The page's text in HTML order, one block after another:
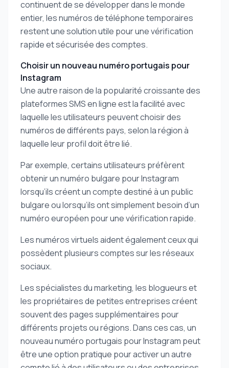
continuent de se développer dans le monde
entier, les numéros de téléphone temporaires
restent une solution utile pour une vérification
rapide et sécurisée des comptes.
Choisir un nouveau numéro portugais pour
Instagram
Une autre raison de la popularité croissante des
plateformes SMS en ligne est la facilité avec
laquelle les utilisateurs peuvent choisir des
numéros de différents pays, selon la région à
laquelle leur profil doit être lié.
Par exemple, certains utilisateurs préfèrent
obtenir un numéro bulgare pour Instagram
lorsqu’ils créent un compte destiné à un public
bulgare ou lorsqu’ils ont simplement besoin d’un
numéro européen pour une vérification rapide.
Les numéros virtuels aident également ceux qui
possèdent plusieurs comptes sur les réseaux
sociaux.
Les spécialistes du marketing, les blogueurs et
les propriétaires de petites entreprises créent
souvent des pages supplémentaires pour
différents projets ou régions. Dans ces cas, un
nouveau numéro portugais pour Instagram peut
être une option pratique pour activer un autre